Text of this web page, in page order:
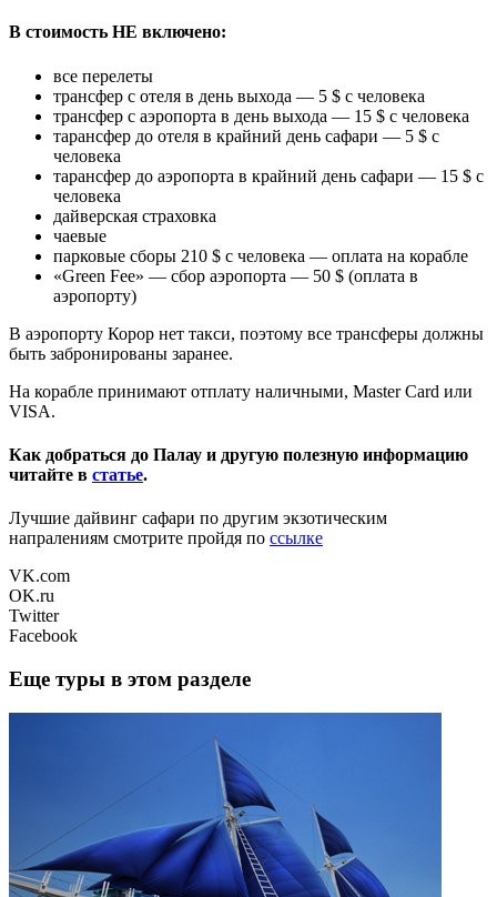
В стоимость НЕ включено:
все перелеты
трансфер с отеля в день выхода — 5 $ с человека
трансфер с аэропорта в день выхода — 15 $ с человека
тарансфер до отеля в крайний день сафари — 5 $ с
человека
тарансфер до аэропорта в крайний день сафари — 15 $ с
человека
дайверская страховка
чаевые
парковые сборы 210 $ с человека — оплата на корабле
«Green Fee» — сбор аэропорта — 50 $ (оплата в
аэропорту)
В аэропорту Корор нет такси, поэтому все трансферы должны
быть забронированы заранее.
На корабле принимают отплату наличными, Master Card или
VISA.
Как добраться до Палау и другую полезную информацию
читайте в статье.
Лучшие дайвинг сафари по другим экзотическим
напралениям смотрите пройдя по ссылке
VK.com
OK.ru
Twitter
Facebook
Еще туры в этом разделе